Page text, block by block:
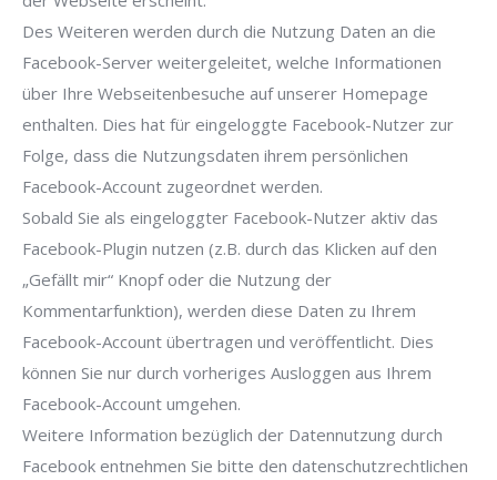
Des Weiteren werden durch die Nutzung Daten an die
Facebook-Server weitergeleitet, welche Informationen
über Ihre Webseitenbesuche auf unserer Homepage
enthalten. Dies hat für eingeloggte Facebook-Nutzer zur
Folge, dass die Nutzungsdaten ihrem persönlichen
Facebook-Account zugeordnet werden.
Sobald Sie als eingeloggter Facebook-Nutzer aktiv das
Facebook-Plugin nutzen (z.B. durch das Klicken auf den
„Gefällt mir“ Knopf oder die Nutzung der
Kommentarfunktion), werden diese Daten zu Ihrem
Facebook-Account übertragen und veröffentlicht. Dies
können Sie nur durch vorheriges Ausloggen aus Ihrem
Facebook-Account umgehen.
Weitere Information bezüglich der Datennutzung durch
Facebook entnehmen Sie bitte den datenschutzrechtlichen